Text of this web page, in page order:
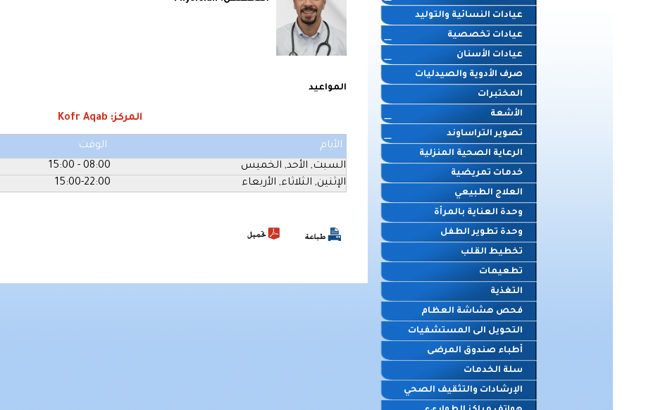
عيادات النسائية والتوليد
عيادات تخصصية
عيادات الأسنان
صرف الأدوية والصيدليات
المختبرات
الأشعة
تصوير التراساوند
الرعاية الصحية المنزلية
خدمات تمريضية
العلاج الطبيعي
وحدة العناية بالمرأة
وحدة تطوير الطفل
تخطيط القلب
تطعيمات
التغذية
فحص هشاشة العظام
التحويل الى المستشفيات
أطباء صندوق المرضى
سلة الخدمات
الإرشادات والتثقيف الصحي
المواعيد
المركز: Kofr Aqab
الأيام الوقت
السبت, الأحد, الخميس
08:00 - 15:00
الإثنين, الثلاثاء, الأربعاء
15:00-22:00